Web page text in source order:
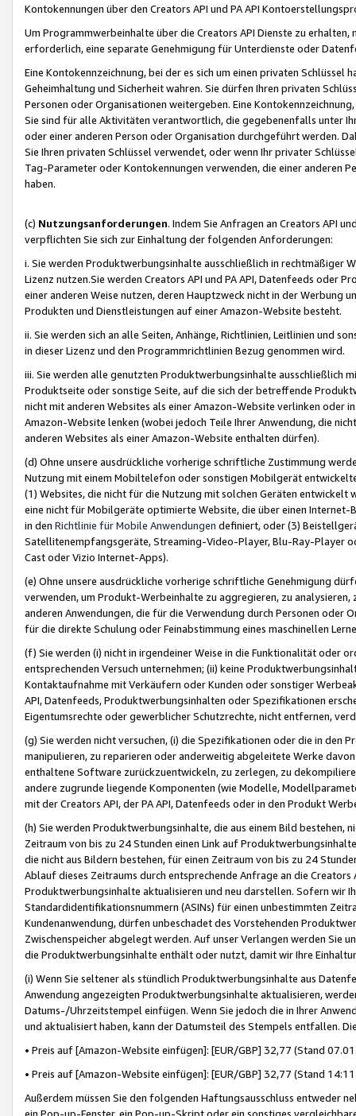
Kontokennungen über den Creators API und PA API
Um Programmwerbeinhalte über die Creators API Dienste zu
erforderlich, eine separate Genehmigung für Unterdienste oder
Eine Kontokennzeichnung, bei der es sich um einen privaten
Geheimhaltung und Sicherheit wahren. Sie dürfen Ihren privaten
Personen oder Organisationen weitergeben. Eine
Sie sind für alle Aktivitäten verantwortlich, die gegebenenfalls unter
oder einer anderen Person oder Organisation durchgeführt werden.
Sie Ihren privaten Schlüssel verwendet, oder wenn Ihr privater
Tag-Parameter oder Kontokennungen verwenden, die einer anderen
haben.
(c) Nutzungsanforderungen. Indem Sie Anfragen an Creators API
verpflichten Sie sich zur Einhaltung der folgenden Anforderungen:
i. Sie werden Produktwerbungsinhalte ausschließlich in rechtmäßiger
Lizenz nutzen.Sie werden Creators API und PA API, Datenfeeds oder
einer anderen Weise nutzen, deren Hauptzweck nicht in der Werbung
Produkten und Dienstleistungen auf einer Amazon-Website besteht.
ii. Sie werden sich an alle Seiten, Anhänge, Richtlinien, Leitlinien und
in dieser Lizenz und den Programmrichtlinien Bezug genommen wird.
iii. Sie werden alle genutzten Produktwerbungsinhalte ausschließlich
Produktseite oder sonstige Seite, auf die sich der betreffende
nicht mit anderen Websites als einer Amazon-Website verlinken oder
Amazon-Website lenken (wobei jedoch Teile Ihrer Anwendung, die
anderen Websites als einer Amazon-Website enthalten dürfen).
(d) Ohne unsere ausdrückliche vorherige schriftliche Zustimmung
Nutzung mit einem Mobiltelefon oder sonstigen Mobilgerät
(1) Websites, die nicht für die Nutzung mit solchen Geräten
eine nicht für Mobilgeräte optimierte Website, die über einen
in den Richtlinie für Mobile Anwendungen definiert, oder (3)
Satellitenempfangsgeräte, Streaming-Video-Player, Blu-Ray-Player
Cast oder Vizio Internet-Apps).
(e) Ohne unsere ausdrückliche vorherige schriftliche Genehmigung
verwenden, um Produkt-Werbeinhalte zu aggregieren, zu
anderen Anwendungen, die für die Verwendung durch Personen
für die direkte Schulung oder Feinabstimmung eines maschinellen
(f) Sie werden (i) nicht in irgendeiner Weise in die Funktionalität oder
entsprechenden Versuch unternehmen; (ii) keine
Kontaktaufnahme mit Verkäufern oder Kunden oder sonstiger
API, Datenfeeds, Produktwerbungsinhalten oder Spezifikationen
Eigentumsrechte oder gewerblicher Schutzrechte, nicht entfernen,
(g) Sie werden nicht versuchen, (i) die Spezifikationen oder die in
manipulieren, zu reparieren oder anderweitig abgeleitete Werke
enthaltene Software zurückzuentwickeln, zu zerlegen, zu
andere zugrunde liegende Komponenten (wie Modelle,
mit der Creators API, der PA API, Datenfeeds oder in den Produkt
(h) Sie werden Produktwerbungsinhalte, die aus einem Bild bestehen,
Zeitraum von bis zu 24 Stunden einen Link auf
die nicht aus Bildern bestehen, für einen Zeitraum von bis zu 24
Ablauf dieses Zeitraums durch entsprechende Anfrage an die
Produktwerbungsinhalte aktualisieren und neu darstellen. Sofern wir
Standardidentifikationsnummern (ASINs) für einen unbestimmten
Kundenanwendung, dürfen unbeschadet des Vorstehenden
Zwischenspeicher abgelegt werden. Auf unser Verlangen werden Sie
die Produktwerbungsinhalte enthält oder nutzt, damit wir Ihre
(i) Wenn Sie seltener als stündlich Produktwerbungsinhalte aus
Anwendung angezeigten Produktwerbungsinhalte aktualisieren,
Datums-/Uhrzeitstempel einfügen. Wenn Sie jedoch die in Ihrer
und aktualisiert haben, kann der Datumsteil des Stempels entfallen.
• Preis auf [Amazon-Website einfügen]: [EUR/GBP] 32,77 (Stand
• Preis auf [Amazon-Website einfügen]: [EUR/GBP] 32,77 (Stand
Außerdem müssen Sie den folgenden Haftungsausschluss entweder
ein Pop-up-Fenster, ein Pop-up-Skript oder ein sonstiges